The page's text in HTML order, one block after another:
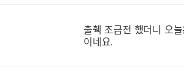
출췍 조금전 했더니 오
이네요.